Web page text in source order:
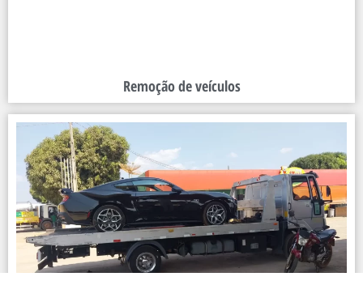
Remoção de veículos